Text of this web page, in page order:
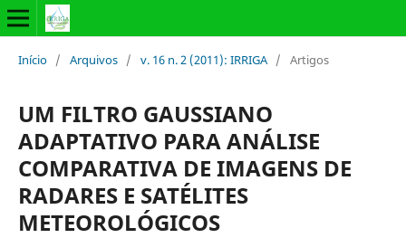
Início / Arquivos / v. 16 n. 2 (2011): IRRIGA / Artigos
UM FILTRO GAUSSIANO
ADAPTATIVO PARA ANÁLISE
COMPARATIVA DE IMAGENS DE
RADARES E SATÉLITES
METEOROLÓGICOS